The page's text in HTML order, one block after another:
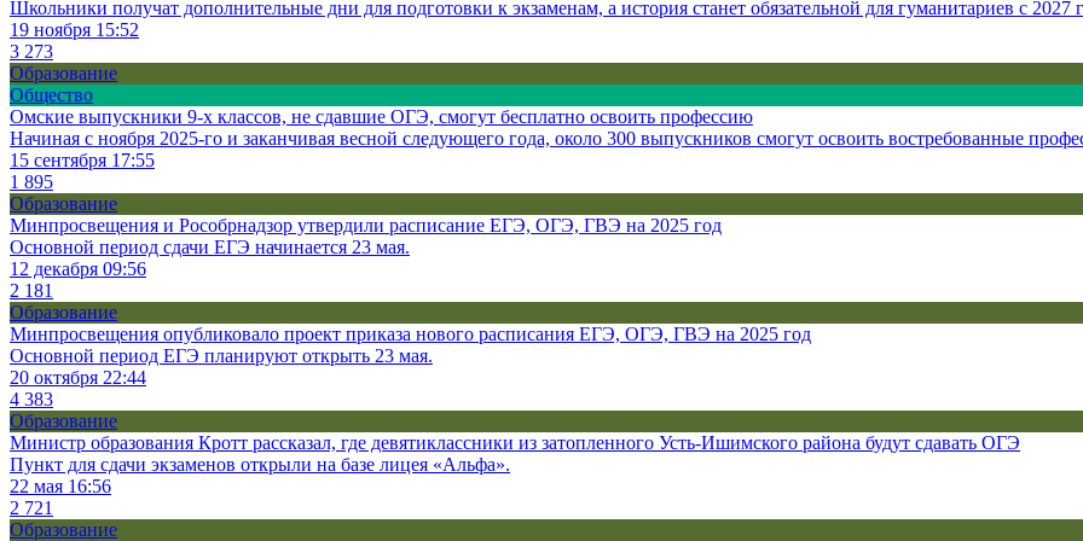
Школьники получат дополнительные дни для подготовки к экзаменам, а история станет обязательной для гуманитариев с 2027
19 ноября 15:52
3 273
Образование
Общество
Омские выпускники 9-х классов, не сдавшие ОГЭ, смогут бесплатно освоить профессию
Начиная с ноября 2025-го и заканчивая весной следующего года, около 300 выпускников смогут освоить востребованные
15 сентября 17:55
1 895
Образование
Минпросвещения и Рособрнадзор утвердили расписание ЕГЭ, ОГЭ, ГВЭ на 2025 год
Основной период сдачи ЕГЭ начинается 23 мая.
12 декабря 09:56
2 181
Образование
Минпросвещения опубликовало проект приказа нового расписания ЕГЭ, ОГЭ, ГВЭ на 2025 год
Основной период ЕГЭ планируют открыть 23 мая.
20 октября 22:44
4 383
Образование
Министр образования Кротт рассказал, где девятиклассники из затопленного Усть-Ишимского района будут сдавать ОГЭ
Пункт для сдачи экзаменов открыли на базе лицея «Альфа».
22 мая 16:56
2 721
Образование